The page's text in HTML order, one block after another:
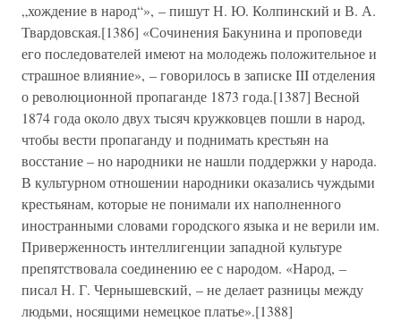
„хождение в народ“», – пишут Н. Ю. Колпинский и В. А.
Твардовская.[1386] «Сочинения Бакунина и проповеди
его последователей имеют на молодежь положительное и
страшное влияние», – говорилось в записке III отделения
о революционной пропаганде 1873 года.[1387] Весной
1874 года около двух тысяч кружковцев пошли в народ,
чтобы вести пропаганду и поднимать крестьян на
восстание – но народники не нашли поддержки у народа.
В культурном отношении народники оказались чуждыми
крестьянам, которые не понимали их наполненного
иностранными словами городского языка и не верили им.
Приверженность интеллигенции западной культуре
препятствовала соединению ее с народом. «Народ, –
писал Н. Г. Чернышевский, – не делает разницы между
людьми, носящими немецкое платье».[1388]